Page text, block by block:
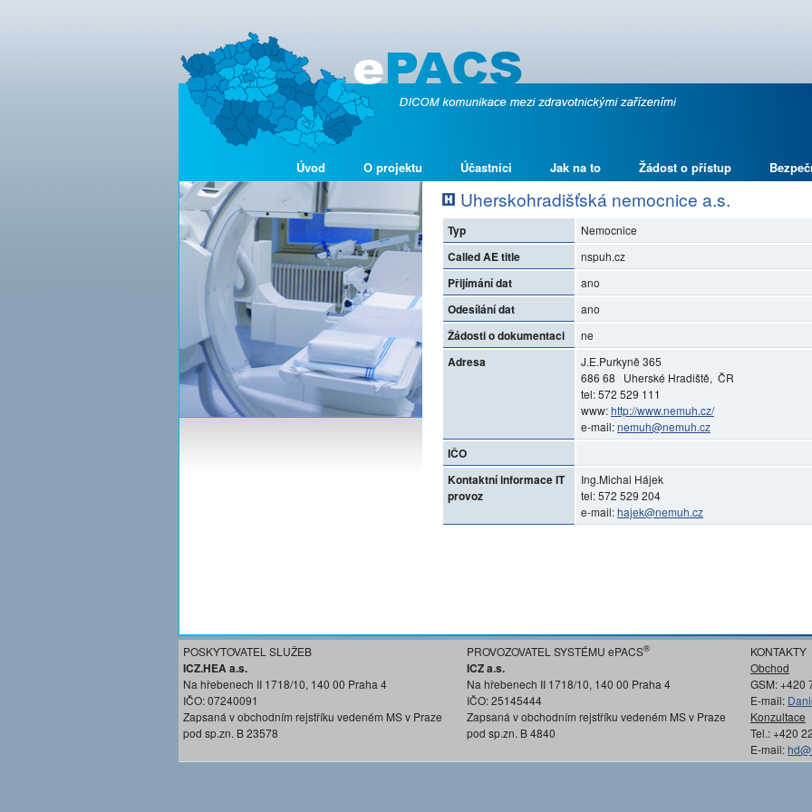
Úvod O projektu Účastníci Jak na to Žádost o přístup
Uherskohradišťská nemocnice a.s.
Typ Nemocnice
Called AE title nspuh.cz
Přijímání dat ano
Odesílání dat ano
Žádosti o dokumentaci ne
Adresa
J.E.Purkyně 365
686 68 Uherské Hradiště, ČR
tel: 572 529 111
www:http://www.nemuh.cz/
e-mail:nemuh@nemuh.cz
IČO
Kontaktní informace IT
provoz
Ing.Michal Hájek
tel: 572 529 204
e-mail:hajek@nemuh.cz
POSKYTOVATEL SLUŽEB
ICZ.HEA a.s.
Na hřebenech II 1718/10, 140 00 Praha 4
IČO: 07240091
Zapsaná v obchodním rejstříku vedeném MS v Praze
pod sp.zn. B 23578
PROVOZOVATEL SYSTÉMU ePACS®
ICZ a.s.
Na hřebenech II 1718/10, 140 00 Praha 4
IČO: 25145444
Zapsaná v obchodním rejstříku vedeném MS v Praze
pod sp.zn. B 4840
KONTAKTY
Obchod
GSM: +420
E-mail:
Konzultace
Tel.: +420
E-mail: